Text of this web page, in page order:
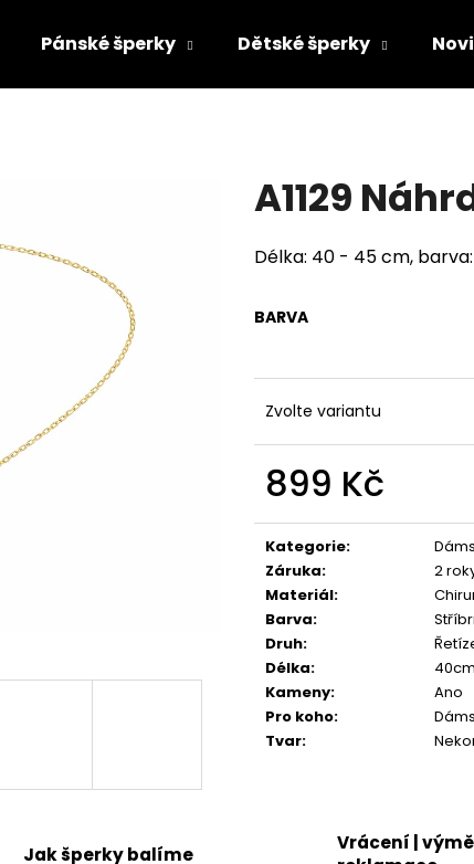
Pánské šperky Dětské šperky
A1129
Délka: 40 - 45 cm,
BARVA
Zvolte variantu
899 Kč
cena:
Kategorie:
Záruka:
2
Materiál:
Barva:
Druh:
Délka:
Kameny:
Ano
Pro koho:
Tvar:
Jak šperky balíme
Vrácení |
HLEDAT
Doporučujeme
A1119 NÁUŠNICE KROUŽEK S KAMÍNKY
A1129
899 Kč